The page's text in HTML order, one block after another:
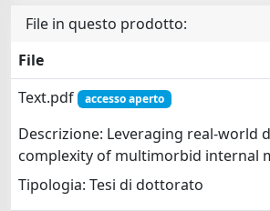
File in questo prodotto:
File
Text.pdf
accesso aperto
Descrizione: Leveraging real-world
complexity of multimorbid internal
Tipologia: Tesi di dottorato